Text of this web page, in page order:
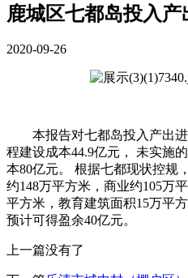
鹿城区七都岛投入产
2020-09-26
本报告对七都岛投入产出
程建设成本44.9亿元， 未实施
本80亿元。 根据七都现状控规
约148万平方米，商业约105万
平方米，教育建筑面积15万平
预计可得盈余40亿元。
上一篇没有了